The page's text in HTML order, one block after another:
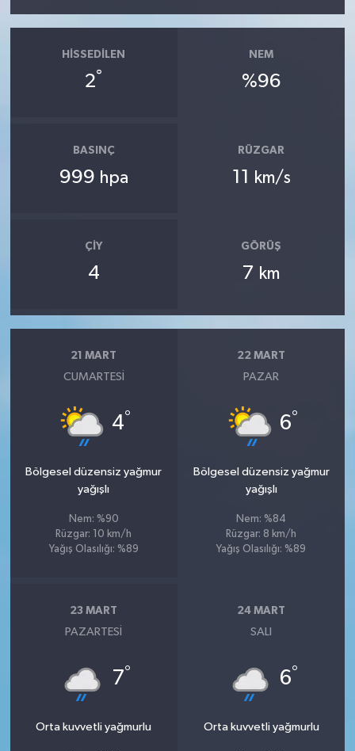
HISSEDILEN
2°
NEM
%96
BASINÇ
999 hpa
RÜZGAR
11 km/s
ÇIY
4
GÖRÜŞ
7 km
21 MART
CUMARTESI
4°
Bölgesel düzensiz yağmur
yağışlı
Nem: %90
Rüzgar: 10 km/h
Yağış Olasılığı: %89
22 MART
PAZAR
6°
Bölgesel düzensiz yağmur
yağışlı
Nem: %84
Rüzgar: 8 km/h
Yağış Olasılığı: %89
23 MART
PAZARTESI
7°
Orta kuvvetli yağmurlu
24 MART
SALI
6°
Orta kuvvetli yağmurlu